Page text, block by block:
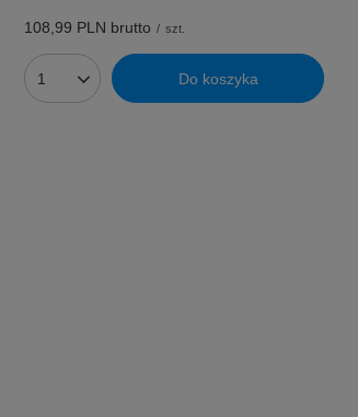
108,99 PLN brutto / szt.
Do koszyka